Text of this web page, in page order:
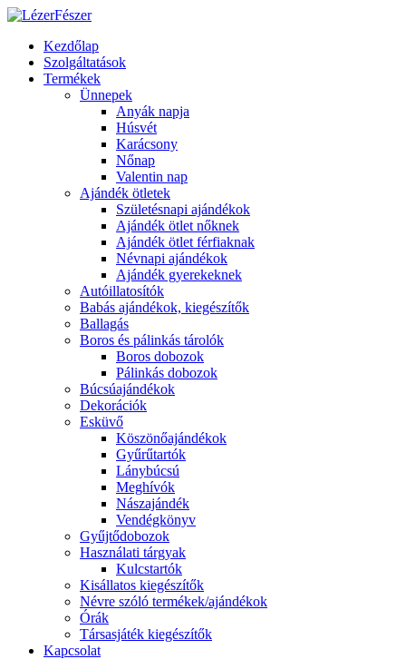
Kezdőlap
Szolgáltatások
Termékek
Ünnepek
Anyák napja
Húsvét
Karácsony
Nőnap
Valentin nap
Ajándék ötletek
Születésnapi ajándékok
Ajándék ötlet nőknek
Ajándék ötlet férfiaknak
Névnapi ajándékok
Ajándék gyerekeknek
Autóillatosítók
Babás ajándékok, kiegészítők
Ballagás
Boros és pálinkás tárolók
Boros dobozok
Pálinkás dobozok
Búcsúajándékok
Dekorációk
Esküvő
Köszönőajándékok
Gyűrűtartók
Lánybúcsú
Meghívók
Nászajándék
Vendégkönyv
Gyűjtődobozok
Használati tárgyak
Kulcstartók
Kisállatos kiegészítők
Névre szóló termékek/ajándékok
Órák
Társasjáték kiegészítők
Kapcsolat